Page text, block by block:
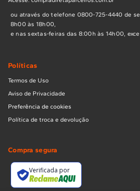
ou através do telefone 0800-725-4440 de
8h00 às 18h00,
e nas sextas-feiras das 8:00h às 14h00,
Políticas
Termos de Uso
Aviso de Privacidade
Preferência de cookies
Política de troca e devolução
Compra segura
Verificada por